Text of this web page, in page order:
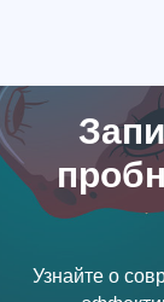
Узнайте о
Полезное
Реферальная
Бесплатный
Рабочая
Техническая
Блог
Подарочные